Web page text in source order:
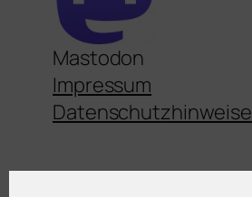
Mastodon
Impressum
Datenschutzhinweise